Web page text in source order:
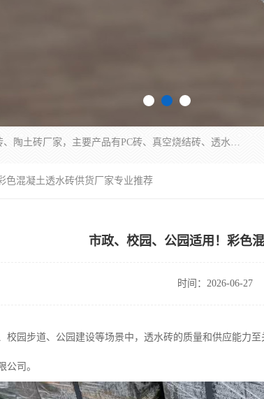
集科研、开发、生产于一体，是专业的烧结砖、陶土砖厂家，主要产品有PC砖、真空烧结砖、透水彩砖、陶土烧结砖、仿古青砖、植草砖等系列产品。
色混凝土透水砖供货厂家专业推荐
市政、校园、公园适用！彩色
时间：2026-06-27
校园步道、公园建设等场景中，透水砖的质量和供应能
公司。